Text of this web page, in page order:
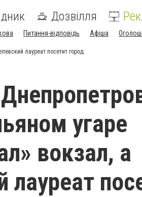
Дозвілля
Питання-відповідь Афіша
лауреат посетит город
угаре
вокзал, а
лауреат